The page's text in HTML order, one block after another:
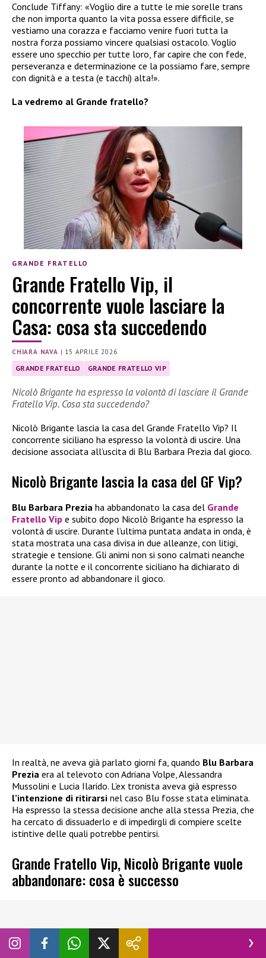
Conclude Tiffany: «Voglio dire a tutte le mie sorelle trans
che non importa quanto la vita possa essere difficile, se
vestiamo una corazza e facciamo venire fuori tutta la
nostra forza possiamo vincere qualsiasi ostacolo. Voglio
essere uno specchio per tutte loro, far capire che con fede,
perseveranza e determinazione ce la possiamo fare, sempre
con dignità e a testa (e tacchi) alta!».
La vedremo al Grande fratello?
GRANDE FRATELLO
Grande Fratello Vip, il
concorrente vuole lasciare la
Casa: cosa sta succedendo
CHIARA NAVA | 15 APRILE 2026
GRANDE FRATELLO GRANDE FRATELLO VIP
Nicolò Brigante ha espresso la volontà di lasciare il Grande
Fratello Vip. Cosa sta succedendo?
Nicolò Brigante lascia la casa del Grande Fratello Vip? Il
concorrente siciliano ha espresso la volontà di uscire. Una
decisione associata all’uscita di Blu Barbara Prezia dal gioco.
Nicolò Brigante lascia la casa del GF Vip?
Blu Barbara Prezia ha abbandonato la casa del Grande
Fratello Vip e subito dopo Nicolò Brigante ha espresso la
volontà di uscire. Durante l’ultima puntata andata in onda, è
stata mostrata una casa divisa in due alleanze, con litigi,
strategie e tensione. Gli animi non si sono calmati neanche
durante la notte e il concorrente siciliano ha dichiarato di
essere pronto ad abbandonare il gioco.
In realtà, ne aveva già parlato giorni fa, quando Blu Barbara
Prezia era al televoto con Adriana Volpe, Alessandra
Mussolini e Lucia Ilarido. L’ex tronista aveva già espresso
l’intenzione di ritirarsi nel caso Blu fosse stata eliminata.
Ha espresso la stessa decisione anche alla stessa Prezia, che
ha cercato di dissuaderlo e di impedirgli di compiere scelte
istintive delle quali potrebbe pentirsi.
Grande Fratello Vip, Nicolò Brigante vuole
abbandonare: cosa è successo